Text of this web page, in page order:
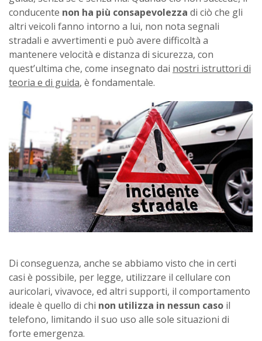
conducente non ha più consapevolezza di ciò che gli
altri veicoli fanno intorno a lui, non nota segnali
stradali e avvertimenti e può avere difficoltà a
mantenere velocità e distanza di sicurezza, con
quest’ultima che, come insegnato dai nostri istruttori di
teoria e di guida, è fondamentale.
Di conseguenza, anche se abbiamo visto che in certi
casi è possibile, per legge, utilizzare il cellulare con
auricolari, vivavoce, ed altri supporti, il comportamento
ideale è quello di chi non utilizza in nessun caso il
telefono, limitando il suo uso alle sole situazioni di
forte emergenza.